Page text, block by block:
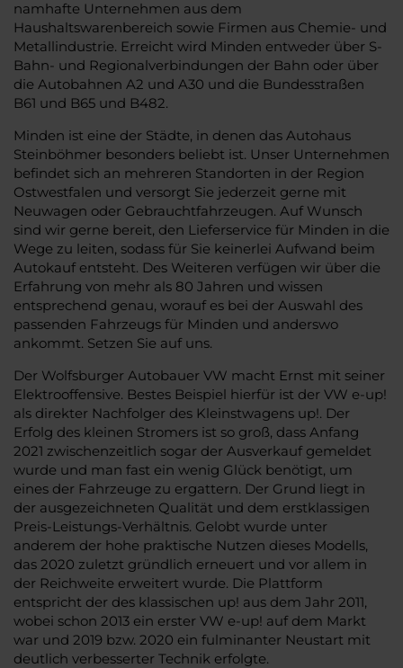
namhafte Unternehmen aus dem
Haushaltswarenbereich sowie Firmen aus Chemie- und
Metallindustrie. Erreicht wird Minden entweder über S-
Bahn- und Regionalverbindungen der Bahn oder über
die Autobahnen A2 und A30 und die Bundesstraßen
B61 und B65 und B482.
Minden ist eine der Städte, in denen das Autohaus
Steinböhmer besonders beliebt ist. Unser Unternehmen
befindet sich an mehreren Standorten in der Region
Ostwestfalen und versorgt Sie jederzeit gerne mit
Neuwagen oder Gebrauchtfahrzeugen. Auf Wunsch
sind wir gerne bereit, den Lieferservice für Minden in die
Wege zu leiten, sodass für Sie keinerlei Aufwand beim
Autokauf entsteht. Des Weiteren verfügen wir über die
Erfahrung von mehr als 80 Jahren und wissen
entsprechend genau, worauf es bei der Auswahl des
passenden Fahrzeugs für Minden und anderswo
ankommt. Setzen Sie auf uns.
Der Wolfsburger Autobauer VW macht Ernst mit seiner
Elektrooffensive. Bestes Beispiel hierfür ist der VW e-up!
als direkter Nachfolger des Kleinstwagens up!. Der
Erfolg des kleinen Stromers ist so groß, dass Anfang
2021 zwischenzeitlich sogar der Ausverkauf gemeldet
wurde und man fast ein wenig Glück benötigt, um
eines der Fahrzeuge zu ergattern. Der Grund liegt in
der ausgezeichneten Qualität und dem erstklassigen
Preis-Leistungs-Verhältnis. Gelobt wurde unter
anderem der hohe praktische Nutzen dieses Modells,
das 2020 zuletzt gründlich erneuert und vor allem in
der Reichweite erweitert wurde. Die Plattform
entspricht der des klassischen up! aus dem Jahr 2011,
wobei schon 2013 ein erster VW e-up! auf dem Markt
war und 2019 bzw. 2020 ein fulminanter Neustart mit
deutlich verbesserter Technik erfolgte.